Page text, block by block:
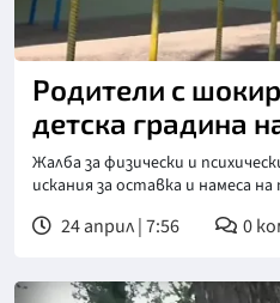
Снимка: Нова телевизия
Родители с
детска градина
Жалба за физически и
искания за оставка и намеса
24 април | 7:56 0